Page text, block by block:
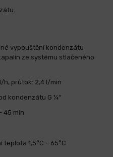
vypouštění kondenzátu
ze systému stlačeného
h, průtok: 2,4 l/min
kondenzátu G ¼“
45 min
1,5°C – 65°C